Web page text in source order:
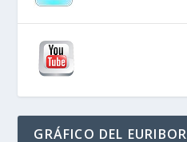
GRÁFICO DEL EURIBOR